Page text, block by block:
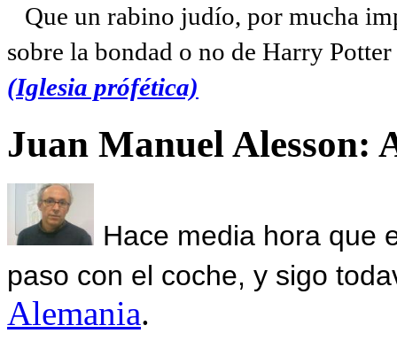
Que un rabino judío, por mucha
sobre la bondad o no de Harry
(Iglesia prófética)
Juan Manuel Alesson:
Hace media hora que
paso con el coche, y sigo
Alemania.